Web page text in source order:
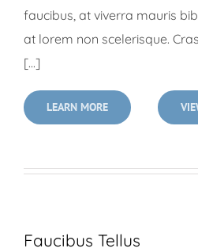
faucibus, at viverra mauris
at lorem non scelerisque.
[...]
LEARN MORE
Faucibus Tellus